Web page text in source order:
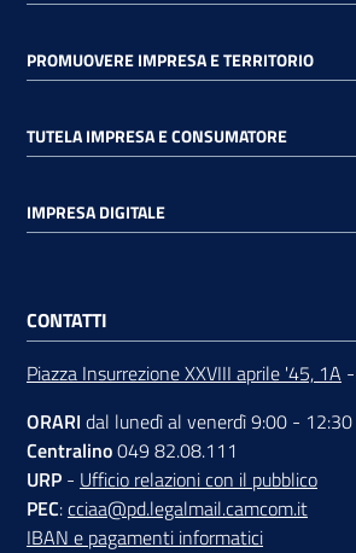
PROMUOVERE IMPRESA E TERRITORIO
TUTELA IMPRESA E CONSUMATORE
IMPRESA DIGITALE
CONTATTI
Piazza Insurrezione XXVIII aprile '45, 1A
ORARI dal lunedì al venerdì 9:00 - 12:30
Centralino049 82.08.111
URP - Ufficio relazioni con il pubblico
PEC:cciaa@pd.legalmail.camcom.it
IBAN e pagamenti informatici